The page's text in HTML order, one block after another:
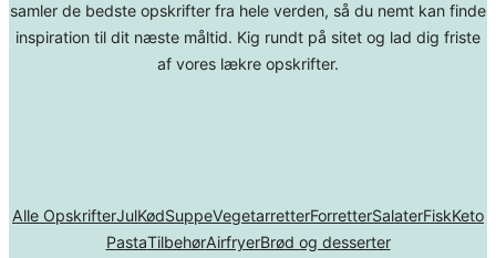
samler de bedste opskrifter fra hele verden, så du nemt kan finde
inspiration til dit næste måltid. Kig rundt på sitet og lad dig friste
af vores lækre opskrifter.
Alle OpskrifterJulKødSuppeVegetarretterForretterSalaterFiskKeto
PastaTilbehørAirfryerBrød og desserter